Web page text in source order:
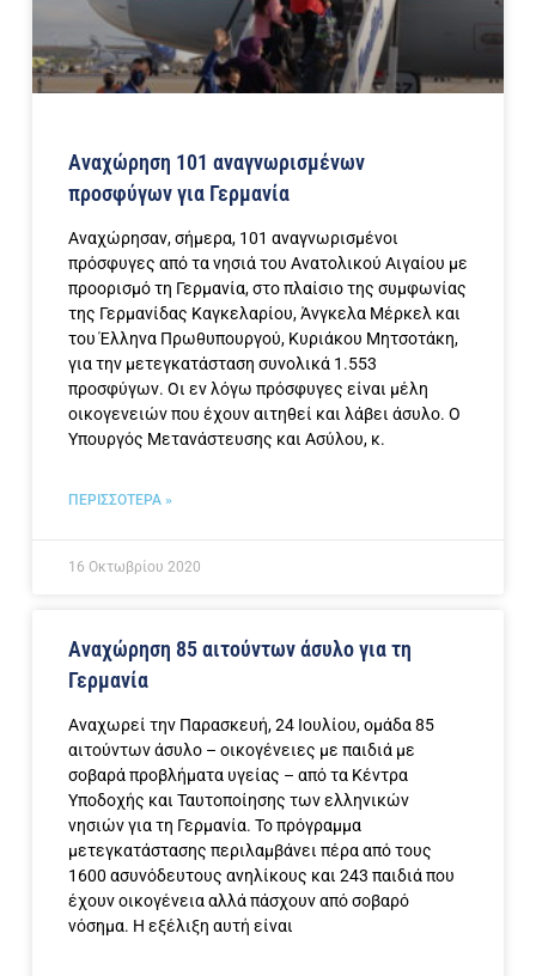
Αναχώρηση 101 αναγνωρισμένων
προσφύγων για Γερμανία
Αναχώρησαν, σήμερα, 101 αναγνωρισμένοι
πρόσφυγες από τα νησιά του Ανατολικού Αιγαίου με
προορισμό τη Γερμανία, στο πλαίσιο της συμφωνίας
της Γερμανίδας Καγκελαρίου, Άνγκελα Μέρκελ και
του Έλληνα Πρωθυπουργού, Κυριάκου Μητσοτάκη,
για την μετεγκατάσταση συνολικά 1.553
προσφύγων. Οι εν λόγω πρόσφυγες είναι μέλη
οικογενειών που έχουν αιτηθεί και λάβει άσυλο. Ο
Υπουργός Μετανάστευσης και Ασύλου, κ.
ΠΕΡΙΣΣΟΤΕΡΑ »
16 Οκτωβρίου 2020
Αναχώρηση 85 αιτούντων άσυλο για τη
Γερμανία
Αναχωρεί την Παρασκευή, 24 Ιουλίου, ομάδα 85
αιτούντων άσυλο – οικογένειες με παιδιά με
σοβαρά προβλήματα υγείας – από τα Κέντρα
Υποδοχής και Ταυτοποίησης των ελληνικών
νησιών για τη Γερμανία. Το πρόγραμμα
μετεγκατάστασης περιλαμβάνει πέρα από τους
1600 ασυνόδευτους ανηλίκους και 243 παιδιά που
έχουν οικογένεια αλλά πάσχουν από σοβαρό
νόσημα. Η εξέλιξη αυτή είναι